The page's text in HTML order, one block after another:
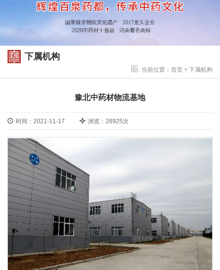
下属机构
当前位置： 首页 > 下属机构
豫北中药材物流基地
时间：2021-11-17 浏览：28925次